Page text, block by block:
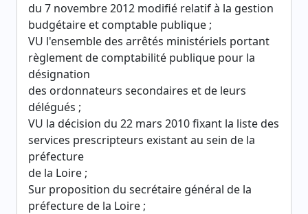
du 7 novembre 2012 modifié relatif à la gestion
budgétaire et comptable publique ;
VU l'ensemble des arrêtés ministériels portant
règlement de comptabilité publique pour la
désignation
des ordonnateurs secondaires et de leurs
délégués ;
VU la décision du 22 mars 2010 fixant la liste des
services prescripteurs existant au sein de la
préfecture
de la Loire ;
Sur proposition du secrétaire général de la
préfecture de la Loire ;